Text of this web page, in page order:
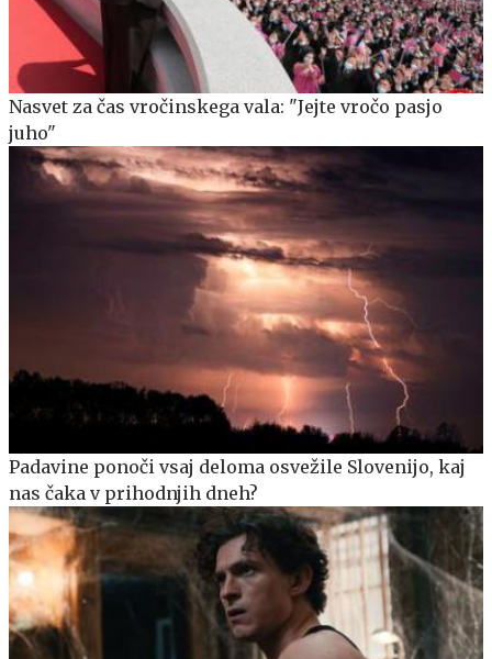
Nasvet za čas vročinskega vala: "Jejte vročo pasjo
juho"
Padavine ponoči vsaj deloma osvežile Slovenijo, kaj
nas čaka v prihodnjih dneh?